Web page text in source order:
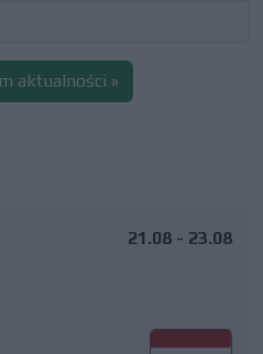
aktualności »
21.08 - 23.08